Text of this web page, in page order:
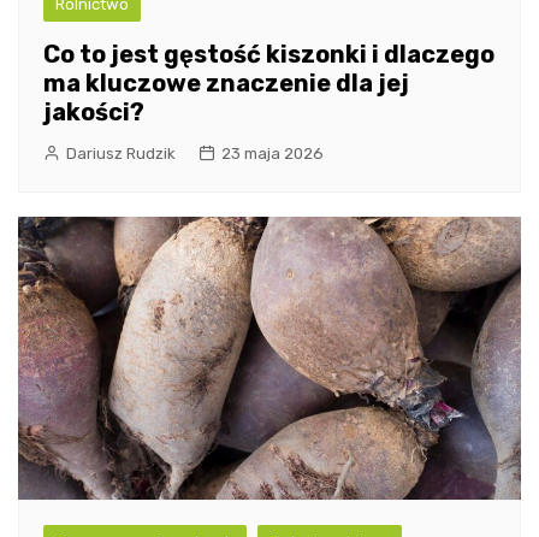
Rolnictwo
Co to jest gęstość kiszonki i dlaczego
ma kluczowe znaczenie dla jej
jakości?
Dariusz Rudzik 23 maja 2026